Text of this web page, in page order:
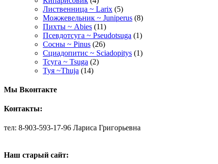
Лиственница ~ Larix (5)
Можжевельник ~ Juniperus (8)
Пихты ~ Abies (11)
Псевдотсуга ~ Pseudotsuga (1)
Сосны ~ Pinus (26)
Сциадопитис ~ Sciadopitys (1)
Тсуга ~ Tsuga (2)
Туя ~Thuja (14)
Мы Вконтакте
Контакты:
тел: 8-903-593-17-96 Лариса Григорьевна
Наш старый сайт: